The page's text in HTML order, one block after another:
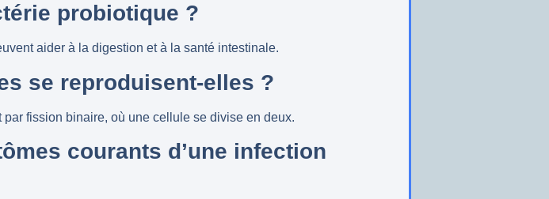
probiotique ?
aider à la digestion et à la santé intestinale.
se reproduisent-elles ?
fission binaire, où une cellule se divise en deux.
courants d’une infection